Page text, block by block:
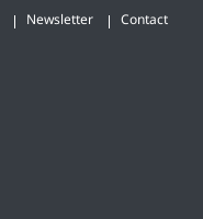
Newsletter Contact